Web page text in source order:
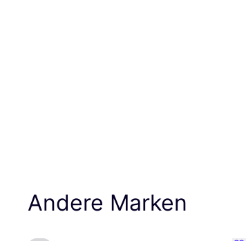
Andere Marken